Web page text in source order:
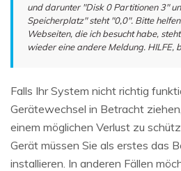
und darunter "Disk 0 Partitionen 3"
Speicherplatz" steht "0,0". Bitte
Webseiten, die ich besucht habe,
wieder eine andere Meldung. HILFE,
Falls Ihr System nicht richtig
Gerätewechsel in Betracht
einem möglichen Verlust zu
Gerät müssen Sie als erstes das
installieren. In anderen Fällen